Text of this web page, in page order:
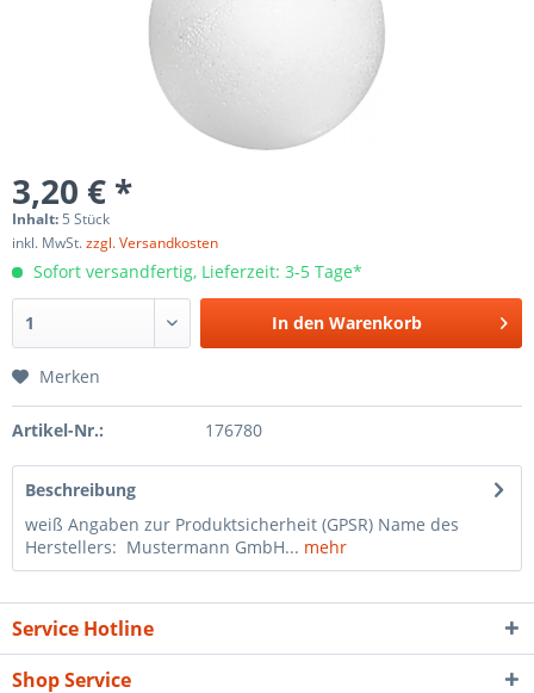
3,20 € *
Inhalt: 5 Stück
inkl. MwSt.zzgl. Versandkosten
Sofort versandfertig, Lieferzeit: 3-5 Tage*
In den Warenkorb
Merken
Artikel-Nr.: 176780
Beschreibung
weiß Angaben zur Produktsicherheit (GPSR) Name des
Herstellers: Mustermann GmbH... mehr
Service Hotline
Shop Service